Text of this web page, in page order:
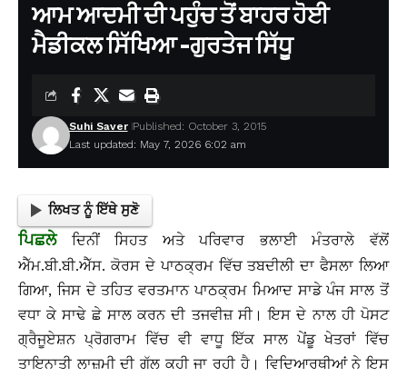
ਆਮ ਆਦਮੀ ਦੀ ਪਹੁੰਚ ਤੋਂ ਬਾਹਰ ਹੋਈ
ਮੈਡੀਕਲ ਸਿੱਖਿਆ -ਗੁਰਤੇਜ ਸਿੱਧੂ
Last updated: May 7, 2026 6:02 am
Suhi Saver Published: October 3, 2015
ਲਿਖਤ ਨੂੰ ਇੱਥੇ ਸੁਣੋ
ਪਿਛਲੇ ਦਿਨੀਂ ਸਿਹਤ ਅਤੇ ਪਰਿਵਾਰ ਭਲਾਈ ਮੰਤਰਾਲੇ ਵੱਲੋਂ
ਐੱਮ.ਬੀ.ਬੀ.ਐੱਸ. ਕੋਰਸ ਦੇ ਪਾਠਕ੍ਰਮ ਵਿੱਚ ਤਬਦੀਲੀ ਦਾ ਫੈਸਲਾ ਲਿਆ
ਗਿਆ, ਜਿਸ ਦੇ ਤਹਿਤ ਵਰਤਮਾਨ ਪਾਠਕ੍ਰਮ ਮਿਆਦ ਸਾਡੇ ਪੰਜ ਸਾਲ ਤੋਂ
ਵਧਾ ਕੇ ਸਾਢੇ ਛੇ ਸਾਲ ਕਰਨ ਦੀ ਤਜਵੀਜ਼ ਸੀ। ਇਸ ਦੇ ਨਾਲ ਹੀ ਪੋਸਟ
ਗ੍ਰੈਜੂਏਸ਼ਨ ਪ੍ਰੋਗਰਾਮ ਵਿੱਚ ਵੀ ਵਾਧੂ ਇੱਕ ਸਾਲ ਪੇਂਡੂ ਖੇਤਰਾਂ ਵਿੱਚ
ਤਾਇਨਾਤੀ ਲਾਜ਼ਮੀ ਦੀ ਗੱਲ ਕਹੀ ਜਾ ਰਹੀ ਹੈ। ਵਿਦਿਆਰਥੀਆਂ ਨੇ ਇਸ